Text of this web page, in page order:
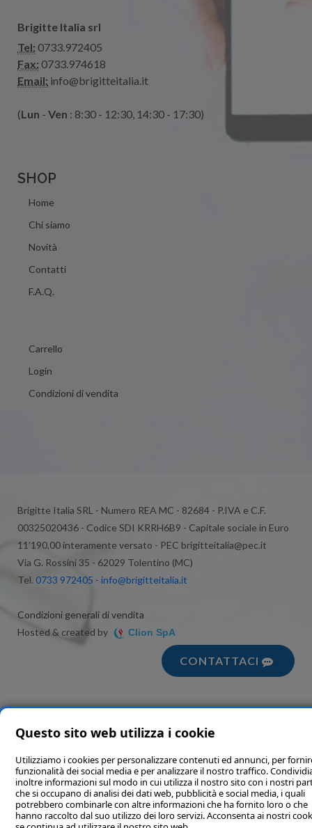
Brigitte Italia srl
Tel: 0733.972405
Fax: 0733.974618
Email: info@brigitteitalia.it
(Lun - Ven : 8:30 - 12:30, 14:30 - 17:30)
SHOP
Home
Chi siamo
Novità
Contatti
F.A.Q.
Carrello
Login
Condizioni di vendita
Brigitte Italia SRL - Numero REA MC - 82684 - P.IVA e C.F.
00325020436 - Codice SDI KRRH6B9 - Capitale sociale in Euro
11’190,00 interamente versato - PEC brigitteitalia@pec.it
Via G. Rossini 35 - 62029 Tolentino (MC)
Tel. 0733 972405 - info@brigitteitalia.it
Condizioni generali di vendita
Hosted & created by
Clion SpA
CONTATTACI
Questo sito web utilizza i cookie
Utilizziamo i cookies per personalizzare contenuti ed annunci, per
funzionalità dei social media e per analizzare il nostro traffico.
inoltre informazioni sul modo in cui utilizza il nostro sito con i nostri
che si occupano di analisi dei dati web, pubblicità e social media, i quali
potrebbero combinarle con altre informazioni che ha fornito loro o che
hanno raccolto dal suo utilizzo dei loro servizi. Acconsenta ai nostri